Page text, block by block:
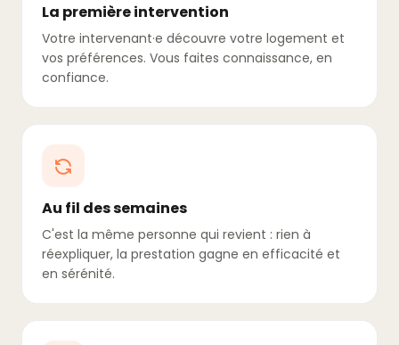
La première intervention
Votre intervenant·e découvre votre logement et
vos préférences. Vous faites connaissance, en
confiance.
Au fil des semaines
C'est la même personne qui revient : rien à
réexpliquer, la prestation gagne en efficacité et
en sérénité.